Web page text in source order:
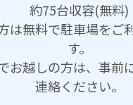
約75台収容(無料)
は無料で駐車場をご
す。
お越しの方は、事前
連絡ください。